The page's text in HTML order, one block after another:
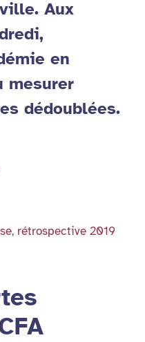
Aux
en
mesurer
dédoublées.
, rétrospective 2019